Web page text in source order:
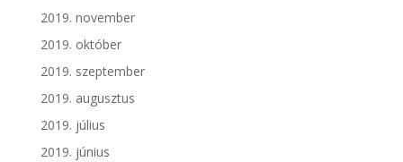
2019. november
2019. október
2019. szeptember
2019. augusztus
2019. július
2019. június